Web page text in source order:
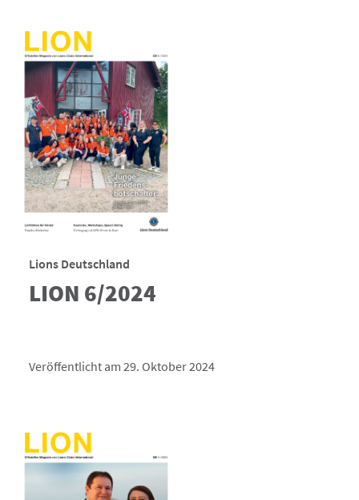
Lions Deutschland
LION 6/2024
Veröffentlicht am 29. Oktober 2024